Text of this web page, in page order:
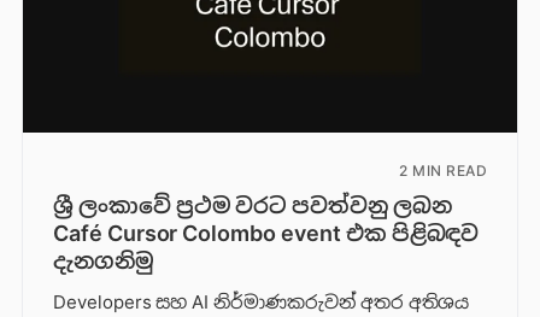
2 MIN READ
ශ්‍රී ලංකාවේ ප්‍රථම වරට පවත්වනු ලබන
Café Cursor Colombo event එක පිළිබඳව
දැනගනිමු
Developers සහ AI නිර්මාණකරුවන් අතර අතිශය